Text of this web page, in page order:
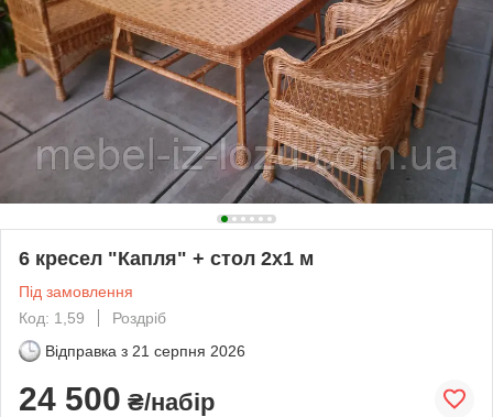
6 кресел "Капля" + стол 2х1 м
Під замовлення
Код: 1,59
Роздріб
Відправка з 21 серпня 2026
24 500 ₴/набір